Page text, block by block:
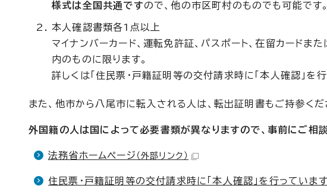
様式は全国共通ですので、他の市区町村のものでも可能です。
本人確認書類各1点以上
マイナンバーカード、運転免許証、パスポート、在留カード
内のものに限ります。
詳しくは「住民票・戸籍証明等の交付請求時に「本人確認」を
また、他市から八尾市に転入される人は、転出証明書もご持参くだ
外国籍の人は国によって必要書類が異なりますので、事前にご相談
法務省ホームページ （外部リンク）
住民票・戸籍証明等の交付請求時に「本人確認」を行っています